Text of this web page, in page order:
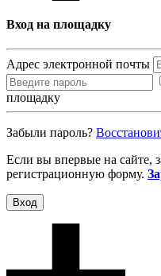
Вход на площадку
Адрес электронной почты
площадку
Забыли пароль?
Если вы впервые на сайте,
регистрационную форму.
Вход